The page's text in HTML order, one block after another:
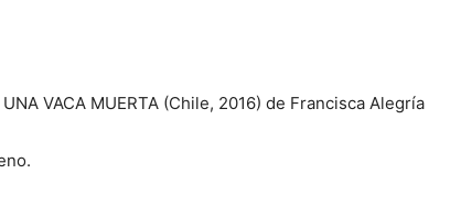
UNA VACA MUERTA (Chile, 2016) de Francisca Alegría